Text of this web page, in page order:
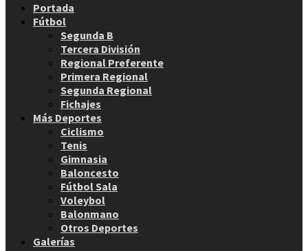
Portada
Fútbol
Segunda B
Tercera División
Regional Preferente
Primera Regional
Segunda Regional
Fichajes
Más Deportes
Ciclismo
Tenis
Gimnasia
Baloncesto
Fútbol Sala
Voleybol
Balonmano
Otros Deportes
Galerías